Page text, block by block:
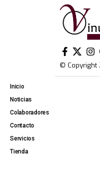
© Copyright
Inicio
Noticias
Colaboradores
Contacto
Servicios
Tienda